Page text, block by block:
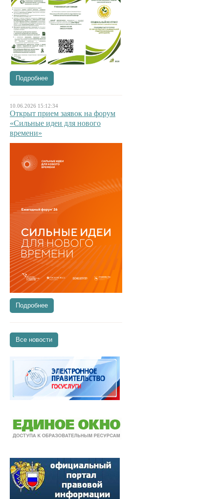
Подробнее
10.06.2026 15:12:34
Открыт прием заявок на форум
«Сильные идеи для нового
времени»
Подробнее
Все новости